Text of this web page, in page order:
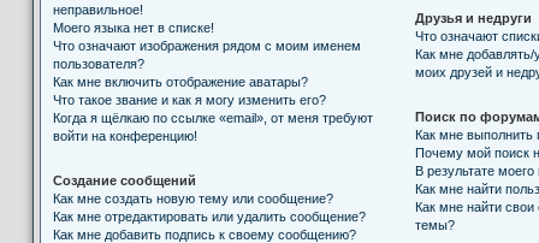
неправильное!
Моего языка нет в списке!
Что означают изображения рядом с моим именем
пользователя?
Как мне включить отображение аватары?
Что такое звание и как я могу изменить его?
Когда я щёлкаю по ссылке «email», от меня требуют
войти на конференцию!
Создание сообщений
Как мне создать новую тему или сообщение?
Как мне отредактировать или удалить сообщение?
Как мне добавить подпись к своему сообщению?
Друзья и недруги
Что означают
Как мне добавлять/
моих друзей и
Поиск по
Как мне
Почему мой поиск
В результате
Как мне найти
Как мне найти
темы?